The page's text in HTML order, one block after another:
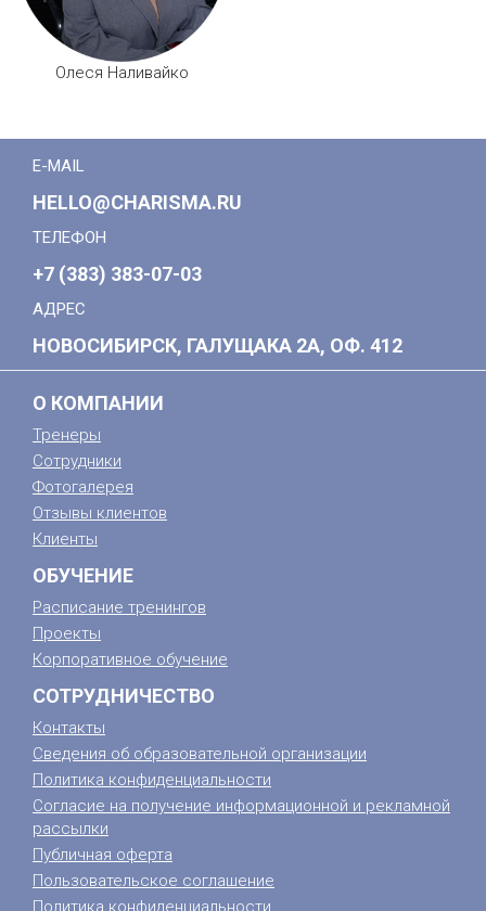
Олеся Наливайко
E-MAIL
HELLO@CHARISMA.RU
ТЕЛЕФОН
+7 (383) 383-07-03
АДРЕС
НОВОСИБИРСК, ГАЛУЩАКА 2А, ОФ. 412
О КОМПАНИИ
Тренеры
Сотрудники
Фотогалерея
Отзывы клиентов
Клиенты
ОБУЧЕНИЕ
Расписание тренингов
Проекты
Корпоративное обучение
СОТРУДНИЧЕСТВО
Контакты
Сведения об образовательной организации
Политика конфиденциальности
Согласие на получение информационной и рекламной
рассылки
Публичная оферта
Пользовательское соглашение
Политика конфиденциальности